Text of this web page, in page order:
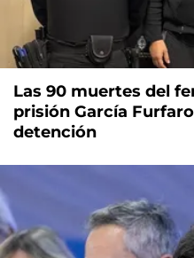
Las 90 muertes del
prisión García
detención